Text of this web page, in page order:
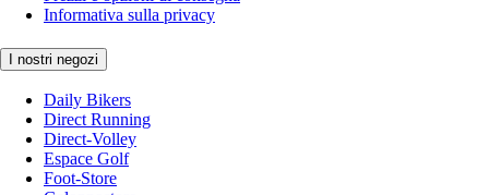
Informativa sulla privacy
I nostri negozi
Daily Bikers
Direct Running
Direct-Volley
Espace Golf
Foot-Store